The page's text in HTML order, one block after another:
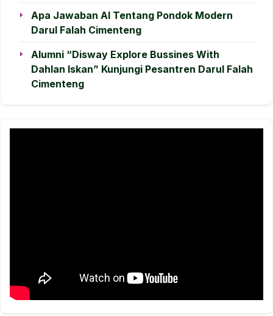
Apa Jawaban AI Tentang Pondok Modern
Darul Falah Cimenteng
Alumni “Disway Explore Bussines With
Dahlan Iskan” Kunjungi Pesantren Darul Falah
Cimenteng